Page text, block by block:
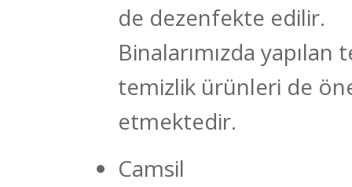
de dezenfekte edilir.
Binalarımızda
temizlik ürünleri de
etmektedir.
Camsil